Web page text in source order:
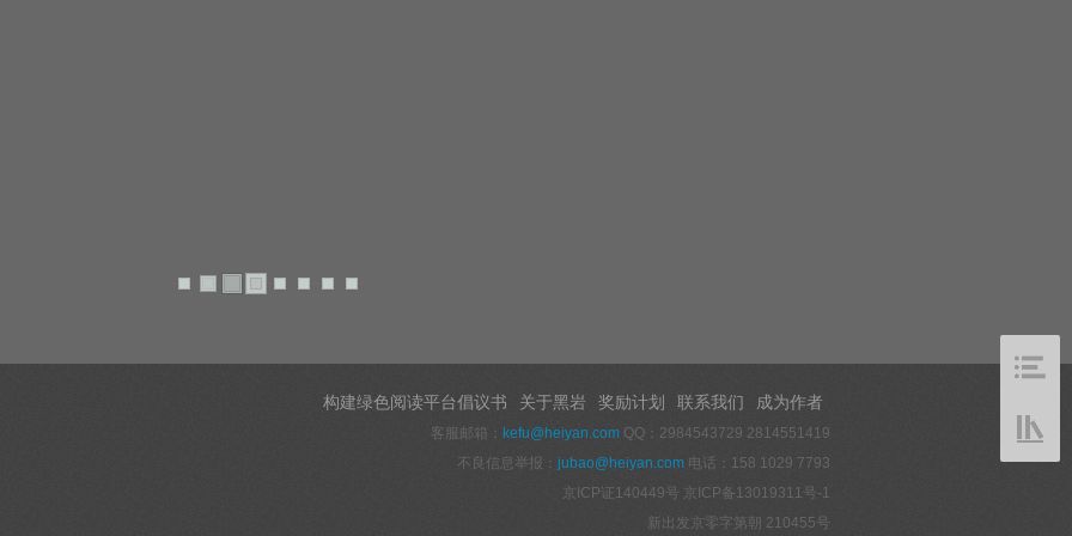
构建绿色阅读平台倡议书 关于黑岩 奖励计划 联系我们 成为作者
客服邮箱： kefu@heiyan.com QQ：2984543729 2814551419
不良信息举报： jubao@heiyan.com 电话：158 1029 7793
京ICP证140449号 京ICP备13019311号-1
新出发京零字第朝 210455号